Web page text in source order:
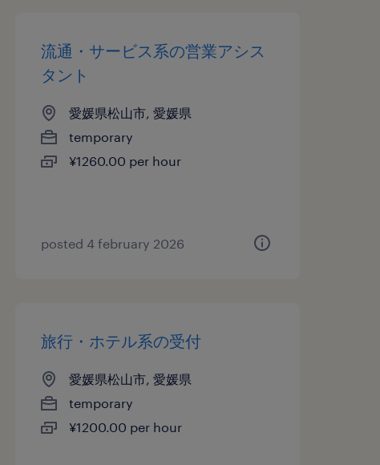
流通・サービス系の営業アシス
タント
愛媛県松山市, 愛媛県
temporary
¥1260.00 per hour
posted 4 february 2026
旅行・ホテル系の受付
愛媛県松山市, 愛媛県
temporary
¥1200.00 per hour